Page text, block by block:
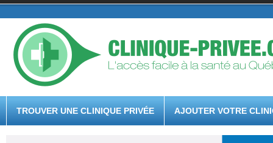
TROUVER UNE CLINIQUE PRIVÉE AJOUTER VOTRE